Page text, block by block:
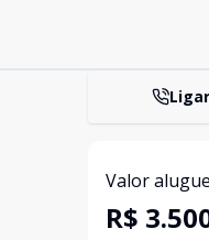
Ligar
Valor
R$